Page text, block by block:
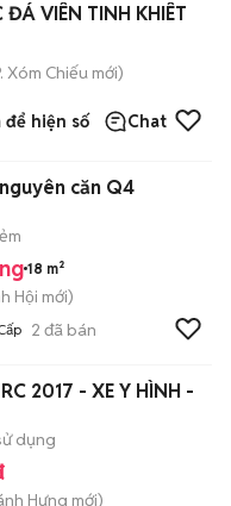
VIÊN TINH KHIÊT
Xóm Chiếu mới)
để hiện số Chat
căn Q4
18 m²
Hội mới)
2 đã bán
2017 - XE Y HÌNH -
dụng
Hưng mới)